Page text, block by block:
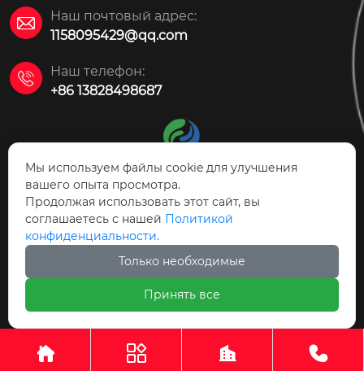

Наш почтовый адрес:
1158095429@qq.com

Наш телефон:
+86 13828498687
АО Технология защиты
окружающей среды Цзаоцян Ясинь
АО Технология защиты окружающей среды Цзаоцян
Ясинь
   
Мы используем файлы cookie для улучшения
вашего опыта просмотра.
Продолжая использовать этот сайт, вы
соглашаетесь с нашей Политикой
конфиденциальности.
Только необходимые
Принять все